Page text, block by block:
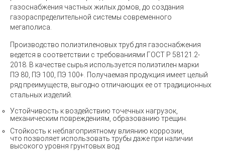
газоснабжения частных жилых домов, до создания
газораспределительной системы современного
мегаполиса.
Производство полиэтиленовых труб для газоснабжения
ведется в соответствии с требованиями ГОСТ Р 58121.2-
2018. В качестве сырья используется полиэтилен марки
ПЭ 80, ПЭ 100, ПЭ 100+. Получаемая продукция имеет целый
ряд преимуществ, выгодно отличающих ее от традиционных
стальных изделий.
Устойчивость к воздействию точечных нагрузок,
механическим повреждениям, образованию трещин.
Стойкость к неблагоприятному влиянию коррозии,
что позволяет использовать трубы даже при наличии
высокого уровня грунтовых вод.